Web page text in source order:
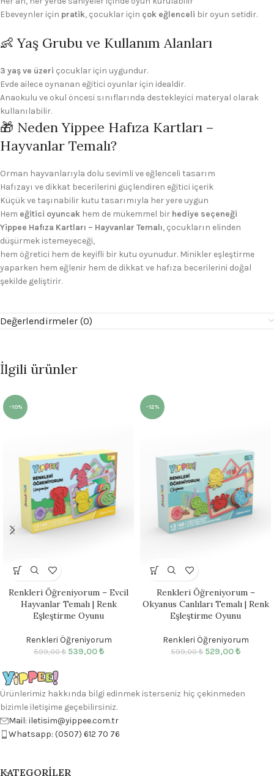
Ebeveynler için pratik, çocuklar için çok eğlenceli bir oyun setidir.
👶 Yaş Grubu ve Kullanım Alanları
3 yaş ve üzeri çocuklar için uygundur.
Evde ailece oynanan eğitici oyunlar için idealdir.
Anaokulu ve okul öncesi sınıflarında destekleyici materyal olarak
kullanılabilir.
🎁 Neden Yippee Hafıza Kartları –
Hayvanlar Temalı?
Orman hayvanlarıyla dolu sevimli ve eğlenceli tasarım
Hafızayı ve dikkat becerilerini güçlendiren eğitici içerik
Küçük ve taşınabilir kutu tasarımıyla her yere uygun
Hem eğitici oyuncak hem de mükemmel bir hediye seçeneği
Yippee Hafıza Kartları – Hayvanlar Temalı, çocukların elinden
düşürmek istemeyeceği,
hem öğretici hem de keyifli bir kutu oyunudur. Minikler eşleştirme
yaparken hem eğlenir hem de dikkat ve hafıza becerilerini doğal
şekilde geliştirir.
Değerlendirmeler (0)
İlgili ürünler
-10%
Renkleri Öğreniyorum – Evcil
Hayvanlar Temalı | Renk
Eşleştirme Oyunu
Renkleri Öğreniyorum
599,00₺ 539,00₺
-12%
Renkleri Öğreniyorum –
Okyanus Canlıları Temalı | Renk
Eşleştirme Oyunu
Renkleri Öğreniyorum
599,00₺ 529,00₺
Ürünlerimiz hakkında bilgi edinmek isterseniz hiç çekinmeden
bizimle iletişime geçebilirsiniz.
Mail: iletisim@yippee.com.tr
Whatsapp: (0507) 612 70 76
KATEGORILER